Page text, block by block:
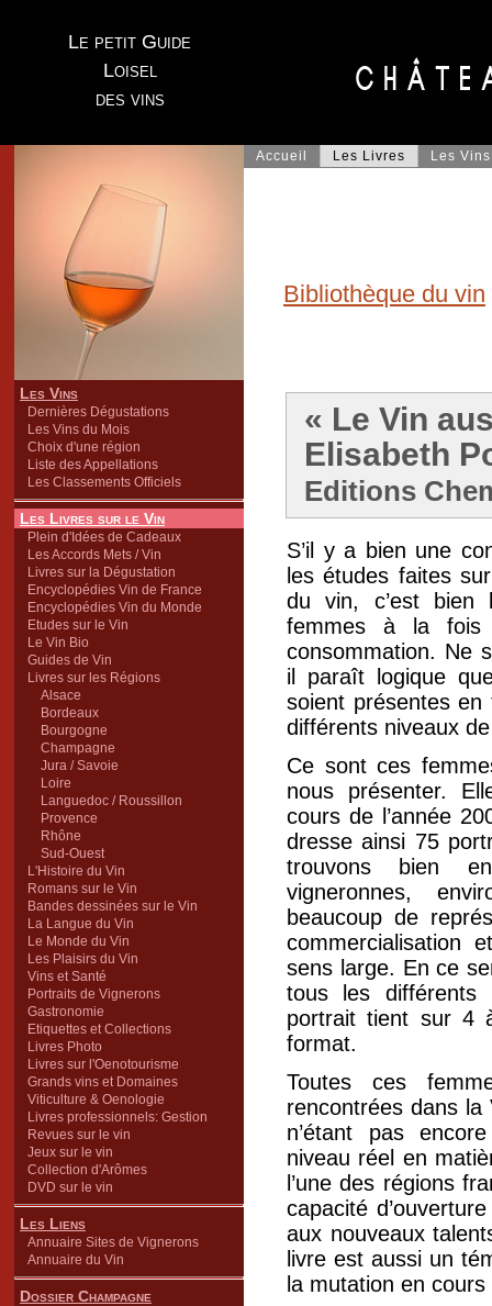
Le petit Guide
Loisel
des vins
Les Vins
Dernières Dégustations
Les Vins du Mois
Choix d'une région
Liste des Appellations
Les Classements Officiels
Les Livres sur le Vin
Plein d'Idées de Cadeaux
Les Accords Mets / Vin
Livres sur la Dégustation
Encyclopédies Vin de France
Encyclopédies Vin du Monde
Etudes sur le Vin
Le Vin Bio
Guides de Vin
Livres sur les Régions
Alsace
Bordeaux
Bourgogne
Champagne
Jura / Savoie
Loire
Languedoc / Roussillon
Provence
Rhône
Sud-Ouest
L'Histoire du Vin
Romans sur le Vin
Bandes dessinées sur le Vin
La Langue du Vin
Le Monde du Vin
Les Plaisirs du Vin
Vins et Santé
Portraits de Vignerons
Gastronomie
Etiquettes et Collections
Livres Photo
Livres sur l'Oenotourisme
Grands vins et Domaines
Viticulture & Oenologie
Livres professionnels: Gestion
Revues sur le vin
Jeux sur le vin
Collection d'Arômes
DVD sur le vin
Les Liens
Annuaire Sites de Vignerons
Annuaire du Vin
Dossier Champagne
Accueil Les Livres Les Vins
Bibliothèque du vin
« Le Vin
Elisabeth
Editions
S’il y a bien une
les études faites
du vin, c’est bien
femmes à la fois
consommation. Ne
il paraît logique
soient présentes en
différents niveaux
Ce sont ces
nous présenter.
cours de l’année
dresse ainsi 75
trouvons bien
vigneronnes,
beaucoup de
commercialisation
sens large. En ce
tous les différents
portrait tient sur 4
format.
Toutes ces
rencontrées dans
n’étant pas
niveau réel en
l’une des régions
capacité
aux nouveaux
livre est aussi un
la mutation en